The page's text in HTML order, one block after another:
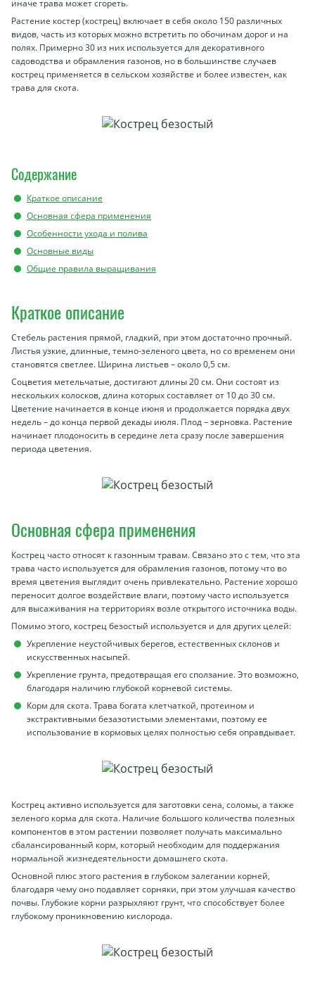
иначе трава может сгореть.
Растение костер (кострец) включает в себя около 150 различных
видов, часть из которых можно встретить по обочинам дорог и на
полях. Примерно 30 из них используется для декоративного
садоводства и обрамления газонов, но в большинстве случаев
кострец применяется в сельском хозяйстве и более известен, как
трава для скота.
Содержание
Краткое описание
Основная сфера применения
Особенности ухода и полива
Основные виды
Общие правила выращивания
Краткое описание
Стебель растения прямой, гладкий, при этом достаточно прочный.
Листья узкие, длинные, темно-зеленого цвета, но со временем они
становятся светлее. Ширина листьев – около 0,5 см.
Соцветия метельчатые, достигают длины 20 см. Они состоят из
нескольких колосков, длина которых составляет от 10 до 30 см.
Цветение начинается в конце июня и продолжается порядка двух
недель – до конца первой декады июля. Плод – зерновка. Растение
начинает плодоносить в середине лета сразу после завершения
периода цветения.
Основная сфера применения
Кострец часто относят к газонным травам. Связано это с тем, что эта
трава часто используется для обрамления газонов, потому что во
время цветения выглядит очень привлекательно. Растение хорошо
переносит долгое воздействие влаги, поэтому часто используется
для высаживания на территориях возле открытого источника воды.
Помимо этого, кострец безостый используется и для других целей:
Укрепление неустойчивых берегов, естественных склонов и
искусственных насыпей.
Укрепление грунта, предотвращая его сползание. Это возможно,
благодаря наличию глубокой корневой системы.
Корм для скота. Трава богата клетчаткой, протеином и
экстрактивными безазотистыми элементами, поэтому ее
использование в кормовых целях полностью себя оправдывает.
Кострец активно используется для заготовки сена, соломы, а также
зеленого корма для скота. Наличие большого количества полезных
компонентов в этом растении позволяет получать максимально
сбалансированный корм, который необходим для поддержания
нормальной жизнедеятельности домашнего скота.
Основной плюс этого растения в глубоком залегании корней,
благодаря чему оно подавляет сорняки, при этом улучшая качество
почвы. Глубокие корни разрыхляют грунт, что способствует более
глубокому проникновению кислорода.